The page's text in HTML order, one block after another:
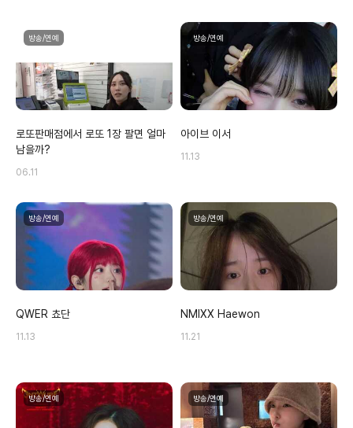
방송/연예
로또판매점에서 로또 1장 팔면 얼마
남을까?
06.11
방송/연예
아이브 이서
11.13
방송/연예
QWER 쵸단
11.13
방송/연예
NMIXX Haewon
11.21
방송/연예 방송/연예